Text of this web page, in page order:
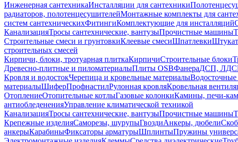
Инженерная сантехникаИнсталляции для сантехники
радиаторов, полотенцесушителейМонтажные комплекты для
систем сантехническихФитингиКомплектующие для инсталляций
КанализацияТросы сантехнические, вантузыПрочистные машины
Строительные смеси и грунтовкиКлеевые смесиШпатлевки
строительных смесей
Кирпичи, блоки, тротуарная плиткаКирпичиСтроительные блоки
Древесно-плитные и пиломатериалыПлиты OSBФанераДСП,
Кровля и водостокЧерепица и кровельные материалы
материалыШиферПрофнастилРулонная кровляКровельная
ОтоплениеОтопительные котлыГазовые колонкиКамины, печи-
антиобледененияУправление климатической техникой
КанализацияТросы сантехнические, вантузыПрочистные машины
Крепежные изделияСаморезы, шурупыГвоздиАнкеры, дюбели
анкерыКарабиныФиксаторы арматурыШплинтыПружины